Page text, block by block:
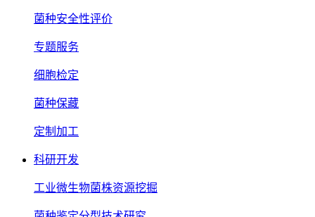
菌种安全性评价
专题服务
细胞检定
菌种保藏
定制加工
科研开发
工业微生物菌株资源挖掘